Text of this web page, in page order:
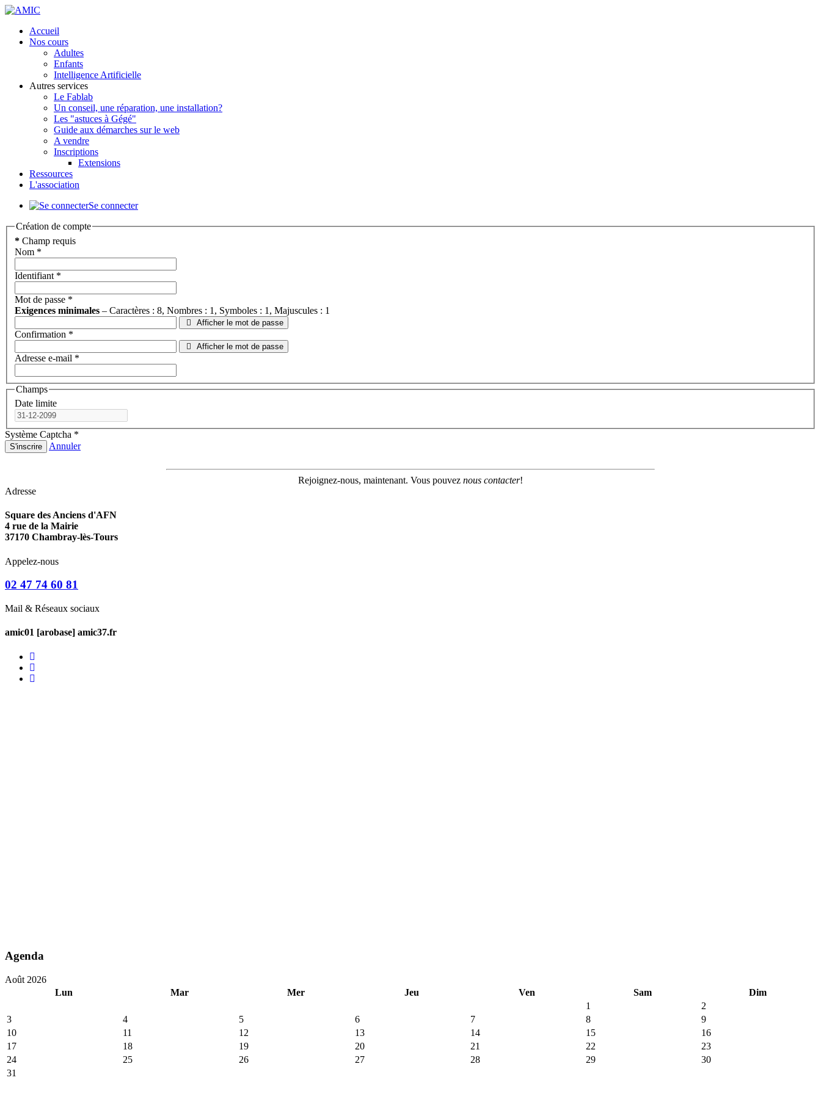
Accueil
Nos cours
Adultes
Enfants
Intelligence Artificielle
Autres services
Le Fablab
Un conseil, une réparation, une installation?
Les "astuces à Gégé"
Guide aux démarches sur le web
A vendre
Inscriptions
Extensions
Ressources
L'association
Se connecter
Création de compte
* Champ requis
Nom *
Identifiant *
Mot de passe *
Exigences minimales – Caractères : 8, Nombres : 1, Symboles : 1, Majuscules : 1
Afficher le mot de passe
Confirmation *
Afficher le mot de passe
Adresse e-mail *
Champs
Date limite
Système Captcha *
S'inscrire Annuler
Rejoignez-nous, maintenant. Vous pouvez nous contacter!
Adresse
Square des Anciens d'AFN
4 rue de la Mairie
37170 Chambray-lès-Tours
Appelez-nous
02 47 74 60 81
Mail & Réseaux sociaux
amic01 [arobase] amic37.fr
Agenda
précédente
précédent
suivante
suivant
Août 2026
Lun
Mar Mer Jeu Ven Sam
Dim
1
2
3
4 5 6 7 8
9
10
11 12 13 14 15
16
17
18 19 20 21 22
23
24
25 26 27 28 29
30
31